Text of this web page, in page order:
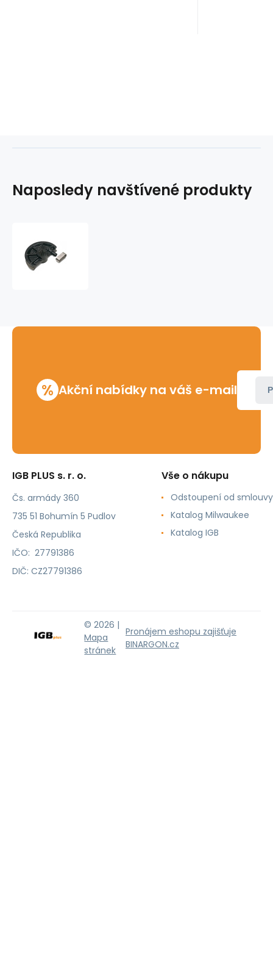
Naposledy navštívené produkty
114
% Akční nabídky na váš e-mail
IGB PLUS s. r. o.
Čs. armády 360
735 51 Bohumín 5 Pudlov
Česká Republika
IČO: 27791386
DIČ: CZ27791386
Vše o nákupu
Odstoupení od smlouvy
Katalog Milwaukee
Katalog IGB
© 2026 |
Mapa
stránek
Pronájem eshopu zajišťuje
BINARGON.cz